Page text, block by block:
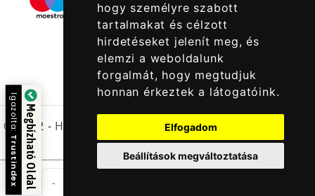
hogy személyre szabott
tartalmakat és célzott
hirdetéseket jelenít meg, és
elemzi a weboldalunk
forgalmát, hogy megtudjuk
honnan érkeztek a látogatóink.
Elfogadom
Beállítások megváltoztatása
-
© 2022 - Halcatraz Kft.
Megbízható Oldal
Igazolta:
Trustindex